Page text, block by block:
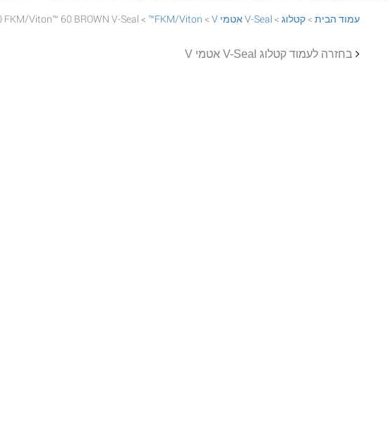
עמוד הבית >קטלוג > V-Seal אטמי V >
FKM/Viton™
> VA-1150 FKM/Viton™ 60 BROWN V-Seal
בחזרה לעמוד קטלוג V-Seal אטמי V